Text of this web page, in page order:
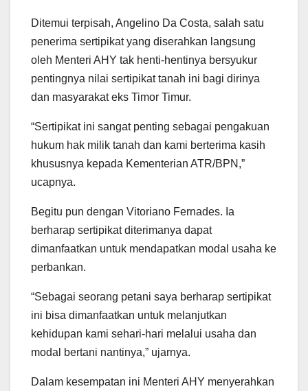
Ditemui terpisah, Angelino Da Costa, salah satu
penerima sertipikat yang diserahkan langsung
oleh Menteri AHY tak henti-hentinya bersyukur
pentingnya nilai sertipikat tanah ini bagi dirinya
dan masyarakat eks Timor Timur.
“Sertipikat ini sangat penting sebagai pengakuan
hukum hak milik tanah dan kami berterima kasih
khususnya kepada Kementerian ATR/BPN,”
ucapnya.
Begitu pun dengan Vitoriano Fernades. Ia
berharap sertipikat diterimanya dapat
dimanfaatkan untuk mendapatkan modal usaha ke
perbankan.
“Sebagai seorang petani saya berharap sertipikat
ini bisa dimanfaatkan untuk melanjutkan
kehidupan kami sehari-hari melalui usaha dan
modal bertani nantinya,” ujarnya.
Dalam kesempatan ini Menteri AHY menyerahkan